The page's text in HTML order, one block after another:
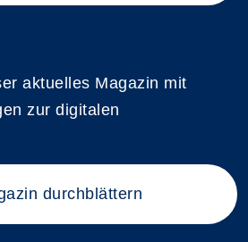
aktuelles Magazin mit
zur digitalen
durchblättern